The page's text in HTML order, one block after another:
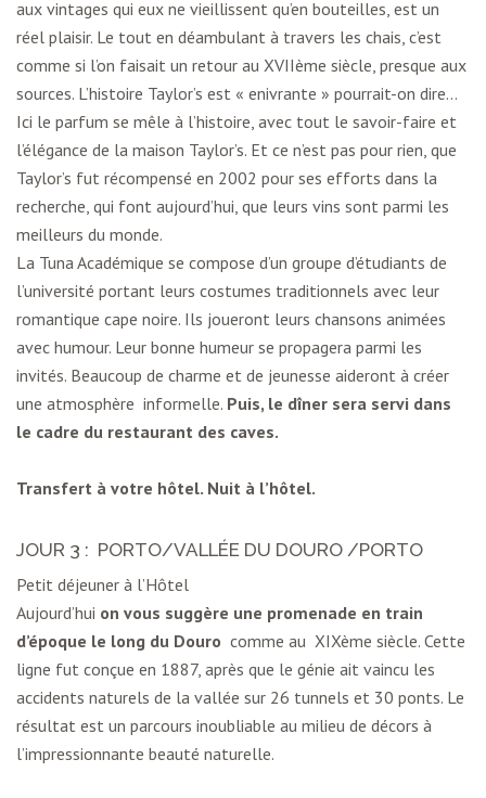
aux vintages qui eux ne vieillissent qu’en bouteilles, est un
réel plaisir. Le tout en déambulant à travers les chais, c’est
comme si l’on faisait un retour au XVIIème siècle, presque aux
sources. L’histoire Taylor’s est « enivrante » pourrait-on dire…
Ici le parfum se mêle à l’histoire, avec tout le savoir-faire et
l’élégance de la maison Taylor’s. Et ce n’est pas pour rien, que
Taylor’s fut récompensé en 2002 pour ses efforts dans la
recherche, qui font aujourd’hui, que leurs vins sont parmi les
meilleurs du monde.
La Tuna Académique se compose d’un groupe d’étudiants de
l’université portant leurs costumes traditionnels avec leur
romantique cape noire. Ils joueront leurs chansons animées
avec humour. Leur bonne humeur se propagera parmi les
invités. Beaucoup de charme et de jeunesse aideront à créer
une atmosphère informelle. Puis, le dîner sera servi dans
le cadre du restaurant des caves.
Transfert à votre hôtel. Nuit à l’hôtel.
JOUR 3 : PORTO/VALLÉE DU DOURO /PORTO
Petit déjeuner à l’Hôtel
Aujourd’hui on vous suggère une promenade en train
d’époque le long du Douro comme au XIXème siècle. Cette
ligne fut conçue en 1887, après que le génie ait vaincu les
accidents naturels de la vallée sur 26 tunnels et 30 ponts. Le
résultat est un parcours inoubliable au milieu de décors à
l’impressionnante beauté naturelle.